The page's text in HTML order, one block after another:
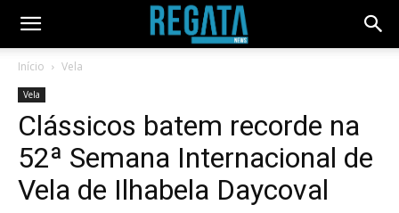
Início Vela
Vela
Clássicos batem recorde na
52ª Semana Internacional de
Vela de Ilhabela Daycoval